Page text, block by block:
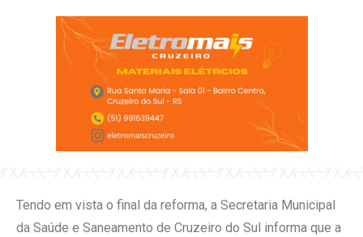
Tendo em vista o final da reforma, a Secretaria Municipal
da Saúde e Saneamento de Cruzeiro do Sul informa que a